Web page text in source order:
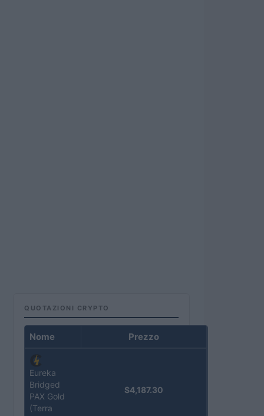
QUOTAZIONI CRYPTO
Nome Prezzo
Eureka
Bridged
PAX Gold
(Terra
$4,187.30